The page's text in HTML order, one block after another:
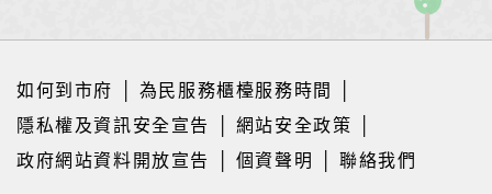
如何到市府 為民服務櫃檯服務時間
隱私權及資訊安全宣告
網站安全政策
政府網站資料開放宣告
個資聲明 │聯絡我們